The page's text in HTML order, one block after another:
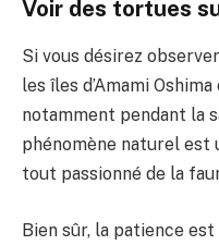
Voir des tortues
Si vous désirez
les îles d’Amami
notamment pendant la
phénomène naturel
tout passionné de la
Bien sûr, la patience